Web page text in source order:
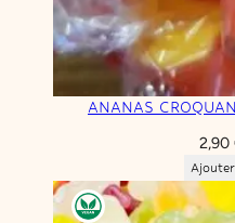
ANANAS
2,90